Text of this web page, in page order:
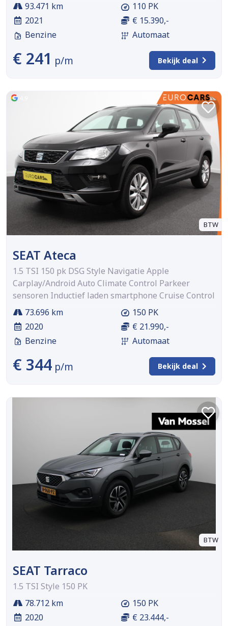
93.471 km
2021
Benzine
110 PK
€ 15.390,-
Automaat
€ 241 p/m Bekijk deal
BTW
SEAT Ateca
1.5 TSI 150 pk DSG Style Navigatie Apple
Carplay/Android Auto Climate Control Parkeer
sensoren Inductief laden smartphone Cruise Control
73.696 km
2020
Benzine
150 PK
€ 21.990,-
Automaat
€ 344 p/m Bekijk deal
BTW
SEAT Tarraco
1.5 TSI Style 150 PK
78.712 km
2020
150 PK
€ 23.444,-